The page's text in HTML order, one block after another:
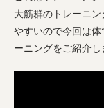
大筋群のトレーニ
やすいので今回は
ーニングをご紹介し